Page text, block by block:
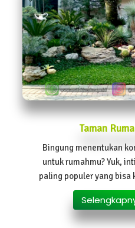
Taman
Bingung menentukan
untuk rumahmu? Yuk,
paling populer yang bisa